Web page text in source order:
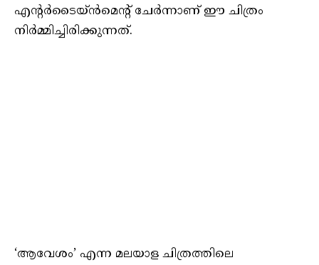
എൻ്റർടൈയ്ൻമെൻ്റ് ചേർന്നാണ് ഈ ചിത്രം
നിർമ്മിച്ചിരിക്കുന്നത്.
‘ആവേശം’ എന്ന മലയാള ചിത്രത്തിലെ